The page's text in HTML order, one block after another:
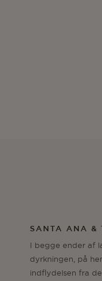
SANTA ANA &
I begge ender af
dyrkningen, på
indflydelsen fra